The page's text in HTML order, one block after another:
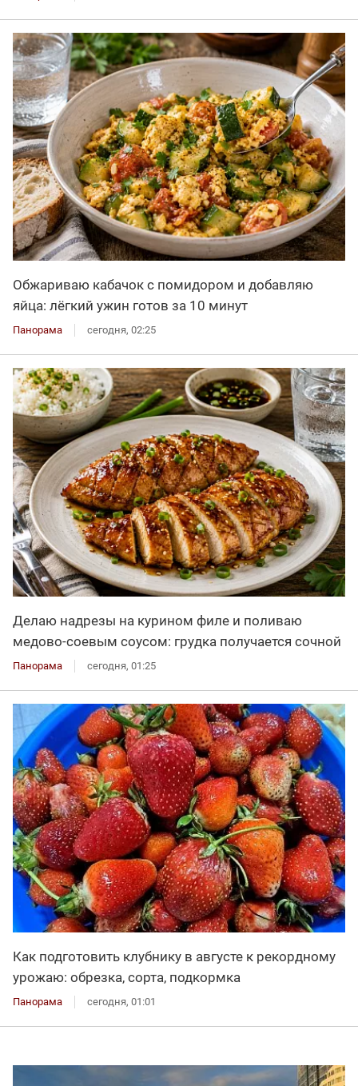
Обжариваю кабачок с помидором и добавляю
яйца: лёгкий ужин готов за 10 минут
Панорама сегодня, 02:25
Делаю надрезы на курином филе и поливаю
медово-соевым соусом: грудка получается сочной
Панорама сегодня, 01:25
Как подготовить клубнику в августе к рекордному
урожаю: обрезка, сорта, подкормка
Панорама сегодня, 01:01